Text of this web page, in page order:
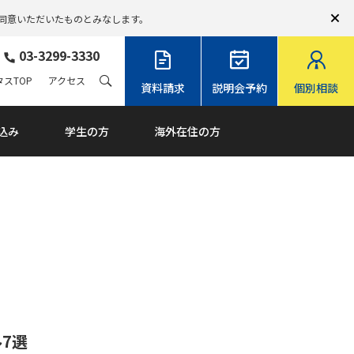
意いただいたものとみなします。
資料請求 説明会予約 個別相談
03-3299-3330
み 学生の方 海外在住の方
スTOP アクセス
選